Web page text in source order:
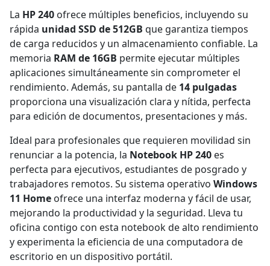
La HP 240 ofrece múltiples beneficios, incluyendo su
rápida unidad SSD de 512GB que garantiza tiempos
de carga reducidos y un almacenamiento confiable. La
memoria RAM de 16GB permite ejecutar múltiples
aplicaciones simultáneamente sin comprometer el
rendimiento. Además, su pantalla de 14 pulgadas
proporciona una visualización clara y nítida, perfecta
para edición de documentos, presentaciones y más.
Ideal para profesionales que requieren movilidad sin
renunciar a la potencia, la Notebook HP 240 es
perfecta para ejecutivos, estudiantes de posgrado y
trabajadores remotos. Su sistema operativo Windows
11 Home ofrece una interfaz moderna y fácil de usar,
mejorando la productividad y la seguridad. Lleva tu
oficina contigo con esta notebook de alto rendimiento
y experimenta la eficiencia de una computadora de
escritorio en un dispositivo portátil.